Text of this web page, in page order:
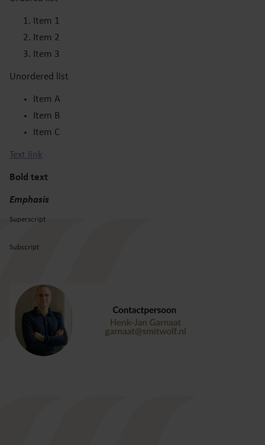
Item 1
Item 2
Item 3
Unordered list
Item A
Item B
Item C
Text link
Bold text
Emphasis
Superscript
Subscript